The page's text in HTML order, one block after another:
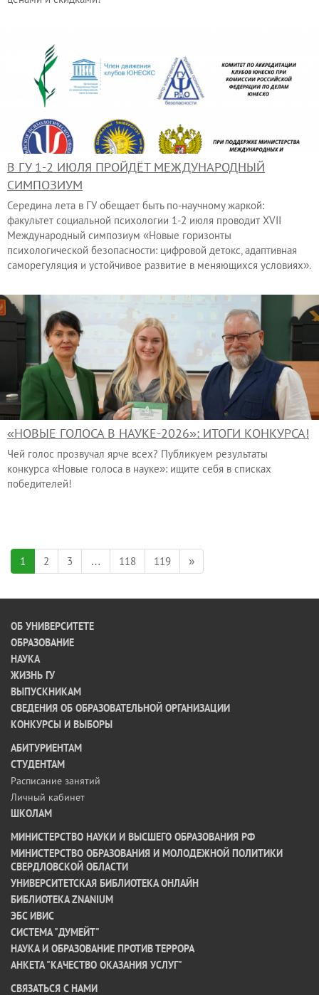
В ГУ 1-2 ИЮЛЯ ПРОЙДЁТ МЕЖДУНАРОДНЫЙ
СИМПОЗИУМ
Середина лета в ГУ обещает быть по-научному жаркой:
факультет социальной психологии 1-2 июля проводит XVII
Международный симпозиум «Новые горизонты
психологической безопасности: цифровой детокс, адаптивная
саморегуляция и устойчивое развитие в меняющихся условиях».
«НОВЫЕ ГОЛОСА В НАУКЕ-2026»: ИТОГИ КОНКУРСА!
Чей голос прозвучал ярче всех? Публикуем результаты
конкурса «Новые голоса в науке»: ищите себя в списках
победителей!
1 2 3 … 118 119 »
ОБ УНИВЕРСИТЕТЕ
ОБРАЗОВАНИЕ
НАУКА
ЖИЗНЬ ГУ
ВЫПУСКНИКАМ
СВЕДЕНИЯ ОБ ОБРАЗОВАТЕЛЬНОЙ ОРГАНИЗАЦИИ
КОНКУРСЫ И ВЫБОРЫ
АБИТУРИЕНТАМ
СТУДЕНТАМ
Расписание занятий
Личный кабинет
ШКОЛАМ
МИНИСТЕРСТВО НАУКИ И ВЫСШЕГО ОБРАЗОВАНИЯ РФ
МИНИСТЕРСТВО ОБРАЗОВАНИЯ И МОЛОДЕЖНОЙ ПОЛИТИКИ
СВЕРДЛОВСКОЙ ОБЛАСТИ
УНИВЕРСИТЕТСКАЯ БИБЛИОТЕКА ОНЛАЙН
БИБЛИОТЕКА ZNANIUM
ЭБС ИВИС
СИСТЕМА "ДУМЕЙТ"
НАУКА И ОБРАЗОВАНИЕ ПРОТИВ ТЕРРОРА
АНКЕТА "КАЧЕСТВО ОКАЗАНИЯ УСЛУГ"
CВЯЗАТЬСЯ С НАМИ